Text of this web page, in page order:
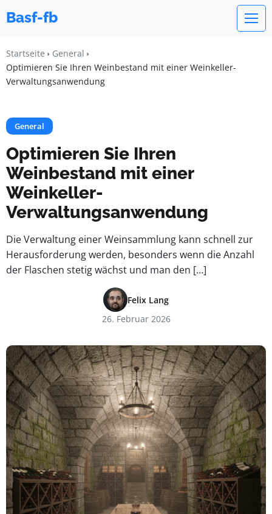
Basf-fb
Startseite
General
Optimieren Sie Ihren Weinbestand mit einer Weinkeller-
Verwaltungsanwendung
General
Optimieren Sie Ihren
Weinbestand mit einer
Weinkeller-
Verwaltungsanwendung
Die Verwaltung einer Weinsammlung kann schnell zur
Herausforderung werden, besonders wenn die Anzahl
der Flaschen stetig wächst und man den […]
Felix Lang
26. Februar 2026